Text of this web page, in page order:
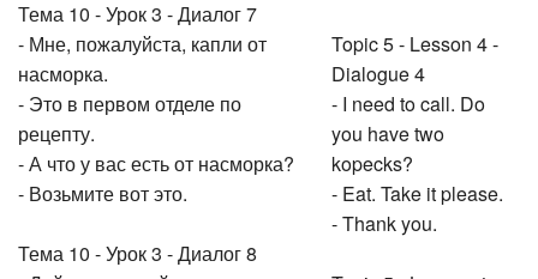
Тема 10 - Урок 3 - Диалог 7
- Мне, пожалуйста, капли от
насморка.
- Это в первом отделе по
рецепту.
- А что у вас есть от насморка?
- Возьмите вот это.
Тема 10 - Урок 3 - Диалог 8
Topic 5 - Lesson 4 -
Dialogue 4
- I need to call. Do
you have two
kopecks?
- Eat. Take it please.
- Thank you.